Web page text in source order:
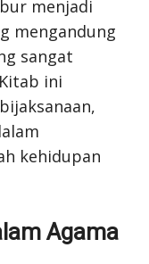
menjadi
mengandung
sangat
ini
kehidupan
Agama